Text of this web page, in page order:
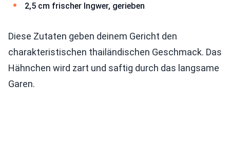
2,5 cm frischer Ingwer, gerieben
Diese Zutaten geben deinem Gericht den
charakteristischen thailändischen Geschmack. Das
Hähnchen wird zart und saftig durch das langsame
Garen.